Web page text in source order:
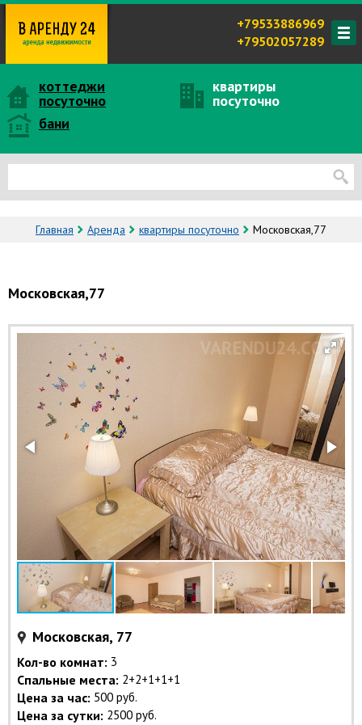
+79533886969
+79502057289
коттеджи
посуточно
квартиры
посуточно
бани
Главная Аренда квартиры посуточно Московская,77
Московская,77
Московская, 77
Кол-во комнат: 3
Спальные места: 2+2+1+1+1
Цена за час: 500 руб.
Цена за сутки: 2500 руб.